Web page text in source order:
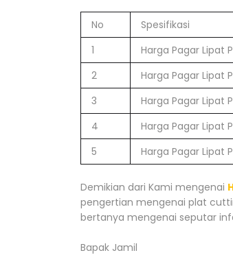
No Spesifikasi
1
Harga Pagar Lipat
2
Harga Pagar Lipat
3
Harga Pagar Lipat
4
Harga Pagar Lipat
5
Harga Pagar Lipat
Demikian dari Kami mengenai
pengertian mengenai plat
bertanya mengenai seputar
Bapak Jamil